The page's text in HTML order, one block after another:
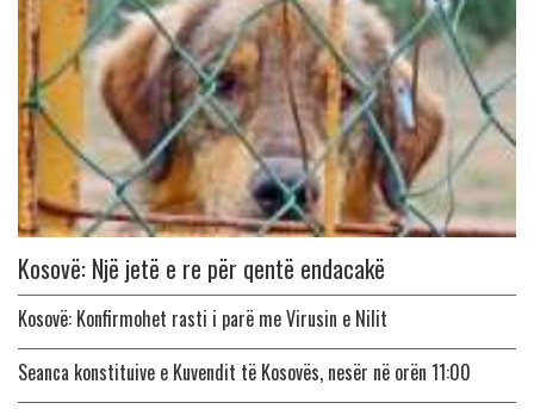
Kosovë: Një jetë e re për qentë endacakë
Kosovë: Konfirmohet rasti i parë me Virusin e Nilit
Seanca konstituive e Kuvendit të Kosovës, nesër në orën 11:00